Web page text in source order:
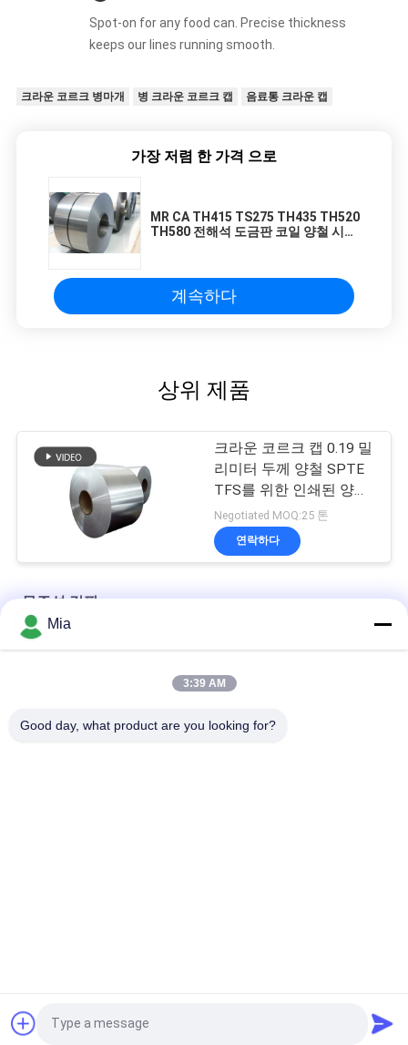
Spot-on for any food can. Precise thickness
keeps our lines running smooth.
크라운 코르크 병마개 병 크라운 코르크 캡 음료통 크라운 캡
가장 저렴 한 가격 으로
MR CA TH415 TS275 TH435 TH520
TH580 전해석 도금판 코일 양철 시트
계속하다
상위 제품
크라운 코르크 캡 0.19 밀
리미터 두께 양철 SPTE
TFS를 위한 인쇄된 양철
시트
Negotiated MOQ:25 톤
연락하다
무주석 강판
틴 캔 패키징 전해석 도금판 시트 0.25 밀리미터 두께 SPTE TFS
MR CA TH415 TS275 전해 생철판 코일 생철판 시트 SPTE TFS
인쇄된 양철
Mia
3:39 AM
Good day, what product are you looking for?